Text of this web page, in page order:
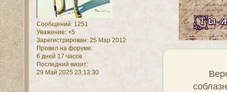
Сообщений:1251
Уважение: +5
Зарегистрирован: 25 Мар 2012
Провел на форуме:
6 дней 17 часов
Последний визит:
29 Май 2025 23:13:30